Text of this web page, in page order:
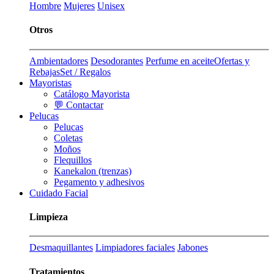
Hombre Mujeres Unisex
Otros
Ambientadores Desodorantes Perfume en aceiteOfertas y
RebajasSet / Regalos
Mayoristas
Catálogo Mayorista
💬 Contactar
Pelucas
Pelucas
Coletas
Moños
Flequillos
Kanekalon (trenzas)
Pegamento y adhesivos
Cuidado Facial
Limpieza
Desmaquillantes Limpiadores faciales Jabones
Tratamientos